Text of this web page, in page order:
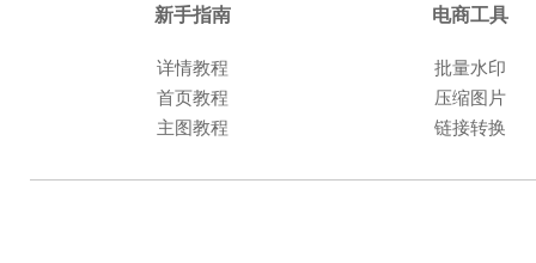
新手指南 电商工具
详情教程
批量水印
首页教程
压缩图片
主图教程
链接转换